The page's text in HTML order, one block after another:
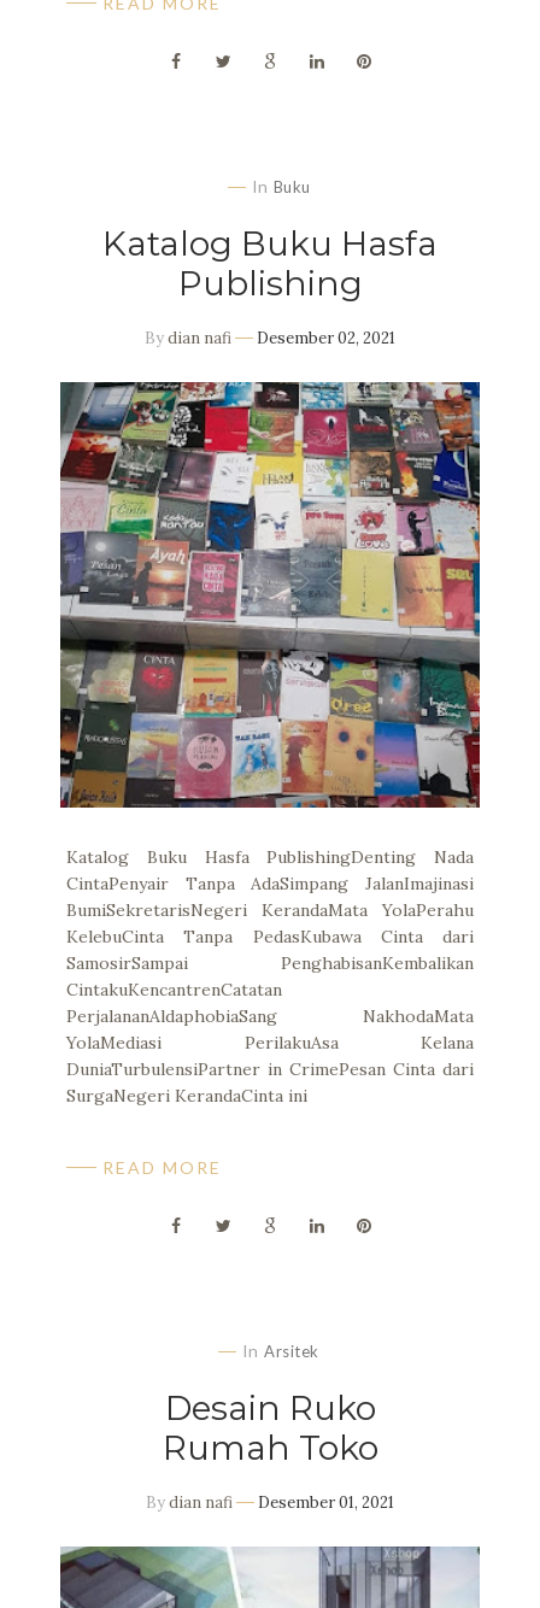
In Buku
Katalog Buku Hasfa
Publishing
Bydian nafi Desember 02, 2021
Katalog Buku Hasfa PublishingDenting Nada
CintaPenyair Tanpa AdaSimpang JalanImajinasi
BumiSekretarisNegeri KerandaMata YolaPerahu
KelebuCinta Tanpa PedasKubawa Cinta dari
SamosirSampai PenghabisanKembalikan
CintakuKencantrenCatatan
PerjalananAldaphobiaSang NakhodaMata
YolaMediasi PerilakuAsa Kelana
DuniaTurbulensiPartner in CrimePesan Cinta dari
SurgaNegeri KerandaCinta ini
READ MORE
In Arsitek
Desain Ruko
Rumah Toko
Bydian nafi Desember 01, 2021